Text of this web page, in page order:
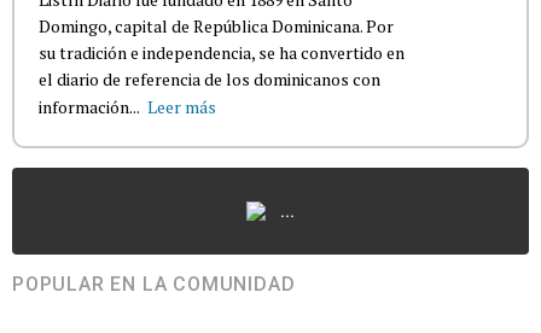
Domingo, capital de República Dominicana. Por
su tradición e independencia, se ha convertido en
el diario de referencia de los dominicanos con
información... Leer más
...
POPULAR EN LA COMUNIDAD